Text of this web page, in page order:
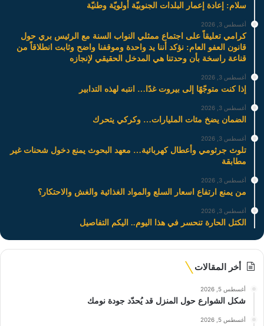
سلام: إعادة إعمار البلدات الجنوبيّة أولويّة وطنيّة
أغسطس 3, 2026
كرامي تعليقاً على اجتماع ممثلي النواب السنة مع الرئيس بري حول
قانون العفو العام: نؤكد أننا يد واحدة وموقفنا واضح وثابت انطلاقاً من
قناعة راسخة بأن وحدتنا هي المدخل الحقيقي لإنجازه
أغسطس 3, 2026
إذا كنت متوجّهًا إلى بيروت غدًا… انتبه لهذه التدابير
أغسطس 3, 2026
الضمان يضخ مئات المليارات… وكركي يتحرك
أغسطس 3, 2026
تلوث جرثومي وأعطال كهربائية… معهد البحوث يمنع دخول شحنات غير
مطابقة
أغسطس 3, 2026
من يمنع ارتفاع اسعار السلع والمواد الغذائية والغش والاحتكار؟
أغسطس 3, 2026
الكتل الحارة تنحسر في هذا اليوم.. اليكم التفاصيل
أخر المقالات
أغسطس 5, 2026
شكل الشوارع حول المنزل قد يُحدّد جودة نومك
أغسطس 5, 2026